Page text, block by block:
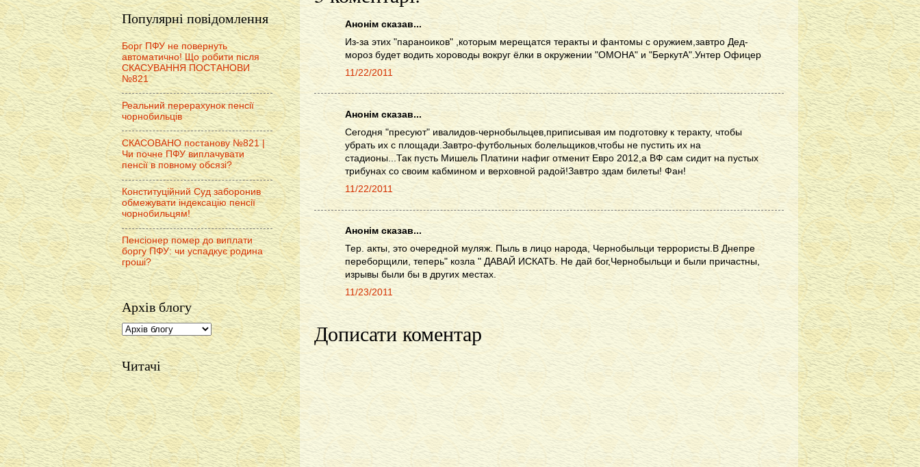
Анонім сказав...
Из-за этих "параноиков" ,которым мерещатся теракты и фантомы с оружием,завтро Дед-
мороз будет водить хороводы вокруг ёлки в окружении "ОМОНА" и "БеркутА".Унтер Офицер
11/22/2011
Анонім сказав...
Сегодня "пресуют" ивалидов-чернобыльцев,приписывая им подготовку к теракту, чтобы
убрать их с площади.Завтро-футбольных болельщиков,чтобы не пустить их на
стадионы...Так пусть Мишель Платини нафиг отменит Евро 2012,а ВФ сам сидит на пустых
трибунах со своим кабмином и верховной радой!Завтро здам билеты! Фан!
11/22/2011
Анонім сказав...
Тер. акты, это очередной муляж. Пыль в лицо народа, Чернобыльци террористы.В Днепре
переборщили, теперь" козла " ДАВАЙ ИСКАТЬ. Не дай бог,Чернобыльци и были причастны,
изрывы были бы в других местах.
11/23/2011
Дописати коментар
Популярні повідомлення
Борг ПФУ не повернуть
автоматично! Що робити після
СКАСУВАННЯ ПОСТАНОВИ
№821
Реальний перерахунок пенсії
чорнобильців
СКАСОВАНО постанову №821 |
Чи почне ПФУ виплачувати
пенсії в повному обсязі?
Конституційний Суд заборонив
обмежувати індексацію пенсії
чорнобильцям!
Пенсіонер помер до виплати
боргу ПФУ: чи успадкує родина
гроші?
Архів блогу
Читачі